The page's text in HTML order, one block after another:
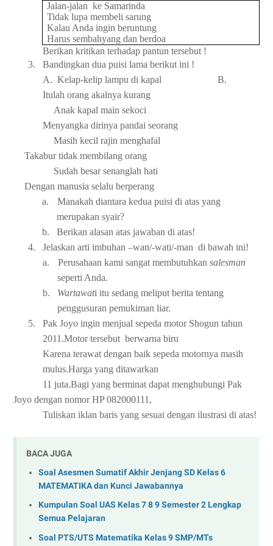
Jalan-jalan ke Samarinda
Tidak lupa membeli sarung
Kalau Anda ingin beruntung
Harus sembahyang dan berdoa
Berikan kritikan terhadap pantun tersebut !
3.
Bandingkan dua puisi lama berikut ini !
A. Kelap-kelip lampu di kapal B.
Itulah orang akalnya kurang
Anak kapal main sekoci
Menyangka dirinya pandai seorang
Masih kecil rajin menghafal
Takabur tidak membilang orang
Sudah besar senanglah hati
Dengan manusia selalu berperang
a.
Manakah diantara kedua puisi di atas yang
merupakan syair?
b.
Berikan alasan atas jawaban di atas!
4.
Jelaskan arti imbuhan –wan/-wati/-man di bawah ini!
a.
Perusahaan kami sangat membutuhkan salesman
seperti Anda.
b.
Wartawati itu sedang meliput berita tentang
penggusuran pemukiman liar.
5.
Pak Joyo ingin menjual sepeda motor Shogun tahun
2011.Motor tersebut berwarna biru
Karena terawat dengan baik sepeda motornya masih
mulus.Harga yang ditawarkan
11 juta.Bagi yang berminat dapat menghubungi Pak
Joyo dengan nomor HP 082000111,
Tuliskan iklan baris yang sesuai dengan ilustrasi di atas!
BACA JUGA
Soal Asesmen Sumatif Akhir Jenjang SD Kelas 6
MATEMATIKA dan Kunci Jawabannya
Kumpulan Soal UAS Kelas 7 8 9 Semester 2 Lengkap
Semua Pelajaran
Soal PTS/UTS Matematika Kelas 9 SMP/MTs